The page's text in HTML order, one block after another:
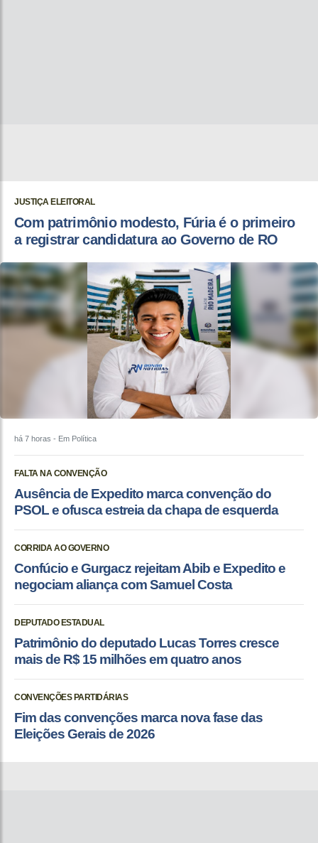
JUSTIÇA ELEITORAL
Com patrimônio modesto, Fúria é o primeiro
a registrar candidatura ao Governo de RO
há 7 horas - Em Política
FALTA NA CONVENÇÃO
Ausência de Expedito marca convenção do
PSOL e ofusca estreia da chapa de esquerda
CORRIDA AO GOVERNO
Confúcio e Gurgacz rejeitam Abib e Expedito e
negociam aliança com Samuel Costa
DEPUTADO ESTADUAL
Patrimônio do deputado Lucas Torres cresce
mais de R$ 15 milhões em quatro anos
CONVENÇÕES PARTIDÁRIAS
Fim das convenções marca nova fase das
Eleições Gerais de 2026